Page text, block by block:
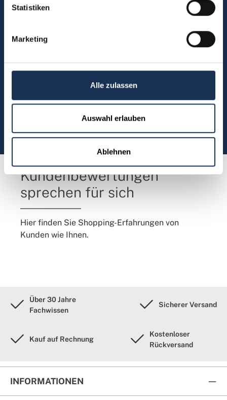
Statistiken
Marketing
Alle zulassen
Auswahl erlauben
Ablehnen
Münzen bestellen oder eine
Sie möchten direkt Kontakt mit
uns aufnehmen?
(0)5304 906030
Kundenbewertungen
sprechen für sich
Hier finden Sie Shopping-Erfahrungen von
Kunden wie Ihnen.
Über 30 Jahre
Fachwissen
Sicherer Versand
Kauf auf Rechnung
Kostenloser
Rückversand
INFORMATIONEN